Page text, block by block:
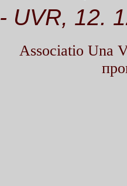
- UVR, 12.
Associatio Una